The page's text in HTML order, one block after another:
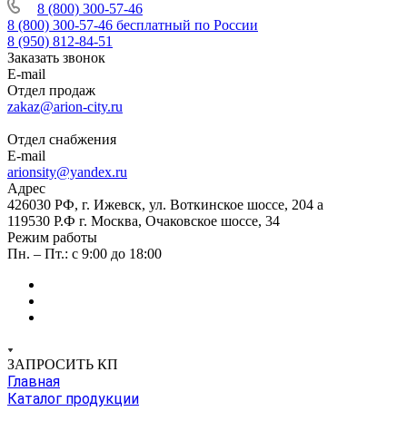
8 (800) 300-57-46
8 (800) 300-57-46 бесплатный по России
8 (950) 812-84-51
Заказать звонок
E-mail
Отдел продаж
zakaz@arion-city.ru
Отдел снабжения
E-mail
arionsity@yandex.ru
Адрес
426030 РФ, г. Ижевск, ул. Воткинское шоссе, 204 а
119530 Р.Ф г. Москва, Очаковское шоссе, 34
Режим работы
Пн. – Пт.: с 9:00 до 18:00
ЗАПРОСИТЬ КП
Главная
Каталог продукции